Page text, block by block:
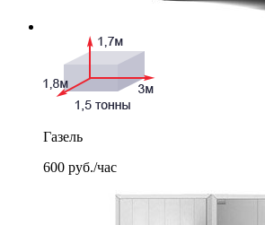
Газель
600 руб./час